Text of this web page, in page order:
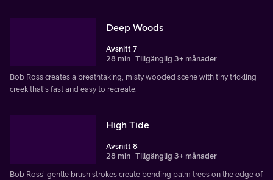
Deep Woods
Avsnitt 7
28 min Tillgänglig 3+ månader
Bob Ross creates a breathtaking, misty wooded scene with tiny trickling
creek that's fast and easy to recreate.
High Tide
Avsnitt 8
28 min Tillgänglig 3+ månader
Bob Ross' gentle brush strokes create bending palm trees on the edge of